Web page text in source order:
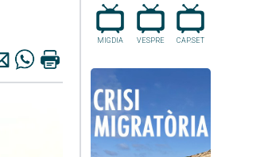
MIGDIA VESPRE CAP.SET